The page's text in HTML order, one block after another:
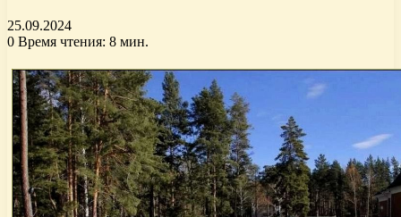
25.09.2024
0 Время чтения: 8 мин.